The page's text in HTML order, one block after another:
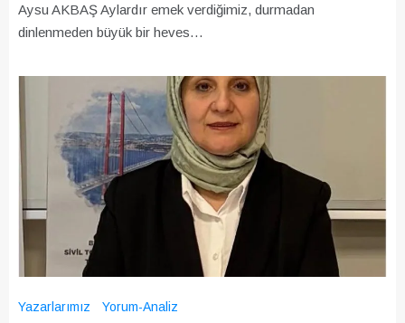
Aysu AKBAŞ Aylardır emek verdiğimiz, durmadan
dinlenmeden büyük bir heves…
Yazarlarımız Yorum-Analiz